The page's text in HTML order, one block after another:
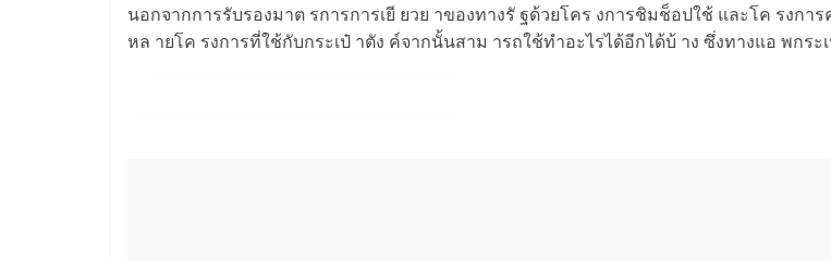
นอกจากการรับรองมาต รการการเยี ยวย าของทางรั ฐด้วยโคร งการชิมช็อปใช้ และโค รงกา
หล ายโค รงการที่ใช้กับกระเป๋ าตัง ค์จากนั้นสาม ารถใช้ทำอะไรได้อีกได้บ้ าง ซึ่งทางแอ พกระ